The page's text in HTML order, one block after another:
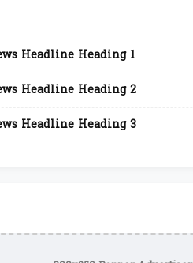
Headline Heading 1
Headline Heading 2
Headline Heading 3